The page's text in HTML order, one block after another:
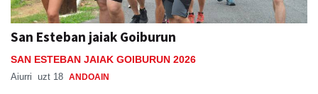
San Esteban jaiak Goiburun
SAN ESTEBAN JAIAK GOIBURUN 2026
Aiurri uzt 18 ANDOAIN